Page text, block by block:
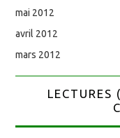
mai 2012
avril 2012
mars 2012
LECTURES